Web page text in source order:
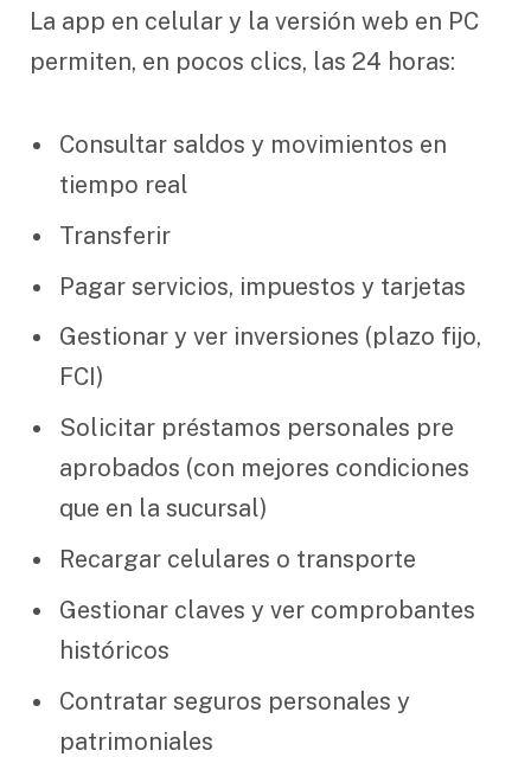
La app en celular y la versión web en PC
permiten, en pocos clics, las 24 horas:
Consultar saldos y movimientos en
tiempo real
Transferir
Pagar servicios, impuestos y tarjetas
Gestionar y ver inversiones (plazo fijo,
FCI)
Solicitar préstamos personales pre
aprobados (con mejores condiciones
que en la sucursal)
Recargar celulares o transporte
Gestionar claves y ver comprobantes
históricos
Contratar seguros personales y
patrimoniales